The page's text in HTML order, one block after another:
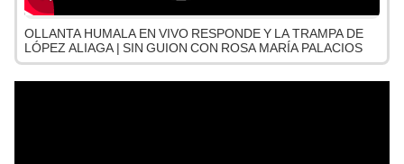
OLLANTA HUMALA EN VIVO RESPONDE Y LA TRAMPA DE
LÓPEZ ALIAGA | SIN GUION CON ROSA MARÍA PALACIOS